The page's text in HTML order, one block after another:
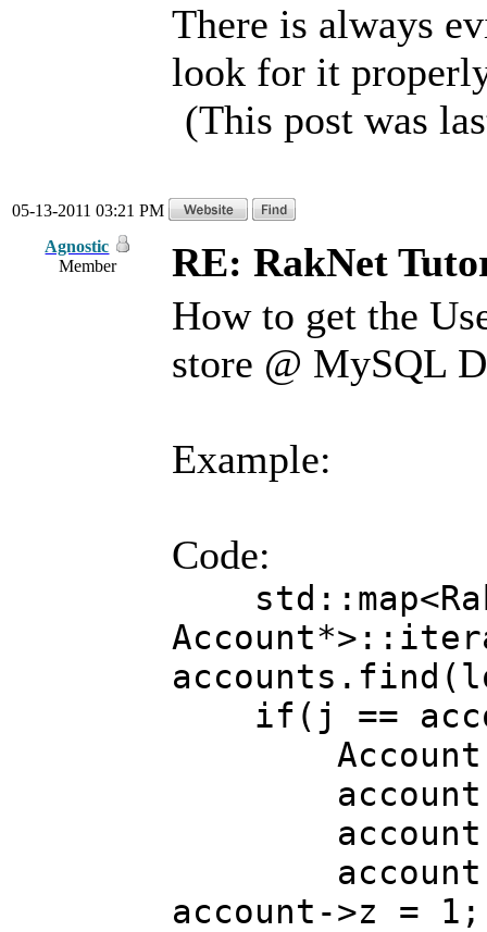
There is always
look for it
(This post was
05-13-2011 03:21 PM
Agnostic
Member
RE: RakNet
How to get the
store @ MySQL
Example:
Code:
if(j ==
Account
account-
account-
account->x
account->z = 1;